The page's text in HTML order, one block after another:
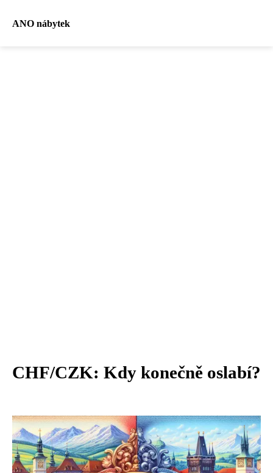
ANO nábytek
CHF/CZK: Kdy konečně oslabí?